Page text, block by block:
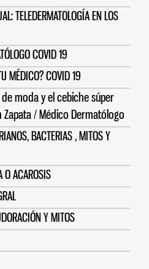
TELEDERMATOLOGÍA EN LOS
COVID 19
MÉDICO? COVID 19
de moda y el cebiche súper
/ Médico Dermatólogo
BACTERIAS , MITOS Y
O ACAROSIS
Y MITOS